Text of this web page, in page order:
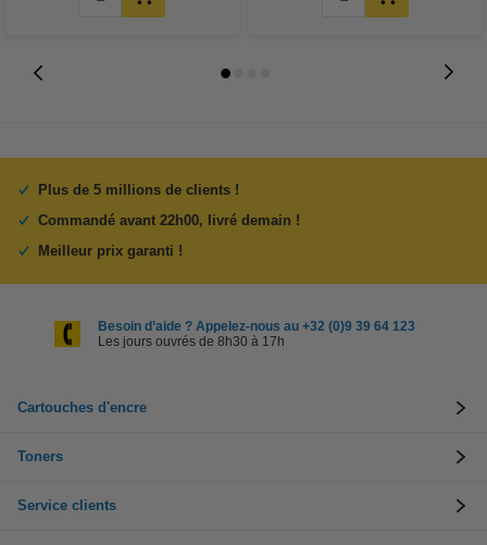
Plus de 5 millions de clients !
Commandé avant 22h00, livré demain !
Meilleur prix garanti !
Besoin d’aide ? Appelez-nous au +32 (0)9 39 64 123
Les jours ouvrés de 8h30 à 17h
Cartouches d'encre
Toners
Service clients